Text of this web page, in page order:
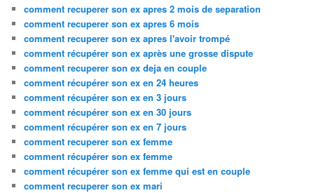
comment recuperer son ex apres 2 mois de separation
comment recuperer son ex apres 6 mois
comment recuperer son ex apres l'avoir trompé
comment récupérer son ex après une grosse dispute
comment recuperer son ex deja en couple
comment récupérer son ex en 24 heures
comment récupérer son ex en 3 jours
comment récupérer son ex en 30 jours
comment récupérer son ex en 7 jours
comment recuperer son ex femme
comment récupérer son ex femme
comment récupérer son ex femme qui est en couple
comment recuperer son ex mari